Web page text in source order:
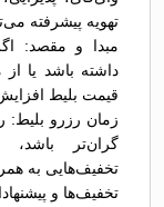
تهویه پیشرفته
مبدا و مقصد:
داشته باشد یا
قیمت بلیط افزایش
زمان رزرو
گران‌تر باشد،
تخفیف‌هایی به
تخفیف‌ها و